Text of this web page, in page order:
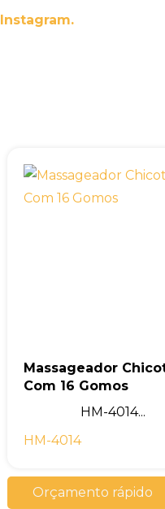
Instagram.
Massageador
Com 16 Gomos
HM-4014...
HM-4014
Orçamento rápido